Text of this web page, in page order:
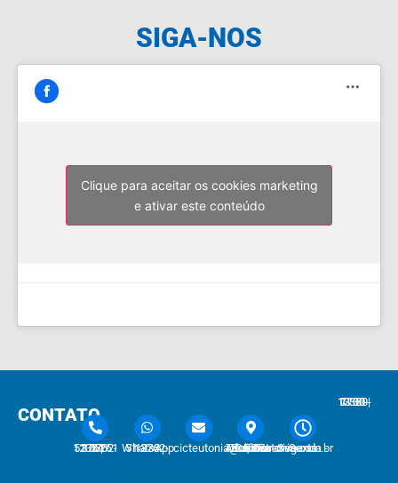
SIGA-NOS
Clique para aceitar os cookies marketing
e ativar este conteúdo
CONTATO
51 3762-1233 | 51 3762-1030 51 3762-1233 WhatsAppcicteutonia@cicteutonia.com.br
Rua Um Sul, 77 - Centro Administrativo Teutônia - RS Segunda - Sexta
7:30 - 12:00 | 13:30 - 17:30